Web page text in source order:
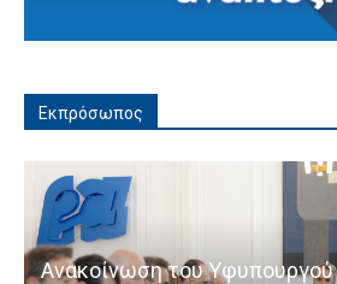
Εκπρόσωπος
Ανακοίνωση του